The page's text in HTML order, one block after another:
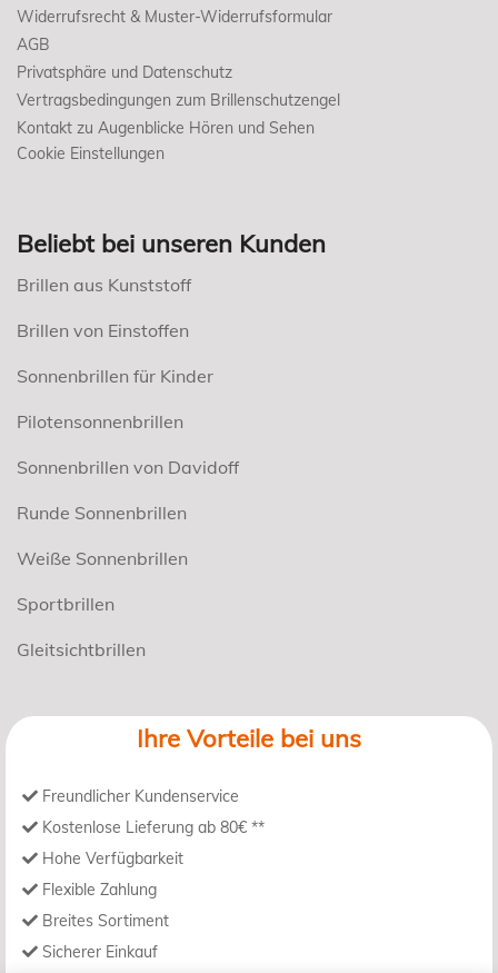
Widerrufsrecht & Muster-Widerrufsformular
AGB
Privatsphäre und Datenschutz
Vertragsbedingungen zum Brillenschutzengel
Kontakt zu Augenblicke Hören und Sehen
Cookie Einstellungen
Beliebt bei unseren Kunden
Brillen aus Kunststoff
Brillen von Einstoffen
Sonnenbrillen für Kinder
Pilotensonnenbrillen
Sonnenbrillen von Davidoff
Runde Sonnenbrillen
Weiße Sonnenbrillen
Sportbrillen
Gleitsichtbrillen
Ihre Vorteile bei uns
Freundlicher Kundenservice
Kostenlose Lieferung ab 80€ **
Hohe Verfügbarkeit
Flexible Zahlung
Breites Sortiment
Sicherer Einkauf